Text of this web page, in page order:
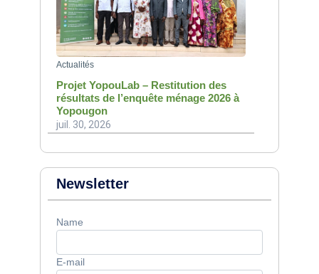
Actualités
Projet YopouLab – Restitution des
résultats de l’enquête ménage 2026 à
Yopougon
juil. 30, 2026
Newsletter
Name
E-mail